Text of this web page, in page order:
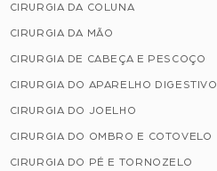
CIRURGIA DA COLUNA
CIRURGIA DA MÃO
CIRURGIA DE CABEÇA E PESCOÇO
CIRURGIA DO APARELHO DIGESTIVO
CIRURGIA DO JOELHO
CIRURGIA DO OMBRO E COTOVELO
CIRURGIA DO PÉ E TORNOZELO